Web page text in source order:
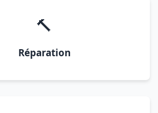
🔨
Réparation